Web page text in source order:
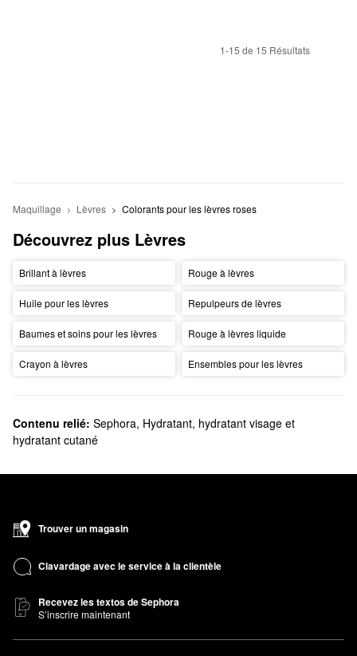
1-15 de 15 Résultats
Maquillage Lèvres Colorants pour les lèvres roses
Découvrez plus Lèvres
Brillant à lèvres Rouge à lèvres
Huile pour les lèvres Repulpeurs de lèvres
Baumes et soins pour les lèvres Rouge à lèvres liquide
Crayon à lèvres Ensembles pour les lèvres
Contenu relié: Sephora, Hydratant, hydratant visage et
hydratant cutané
Trouver un magasin
Clavardage avec le service à la clientèle
Recevez les textos de Sephora
S’inscrire maintenant